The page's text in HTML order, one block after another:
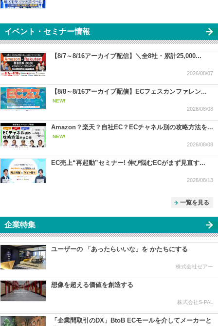
イベント・セミナー情報
【8/7～8/16アーカイブ配信】＼全8社・累計25,000...
2026/08/07
【8/8～8/16アーカイブ配信】ECフェスカンファレン...
NEW!
2026/08/08
Amazon？楽天？自社EC？ECチャネル別の攻略方法を...
NEW!
2026/08/08
EC売上“再起動”セミナー! 伸び悩むECがまず見直す...
2026/08/13
一覧を見る
企業特集
ユーザーの 「あったらいいな」を かたちにする
株式会社ゼアー
想像を超える価値を創造する
株式会社S-PAL
「企業間取引のDX」BtoB ECモールを介してメーカーと